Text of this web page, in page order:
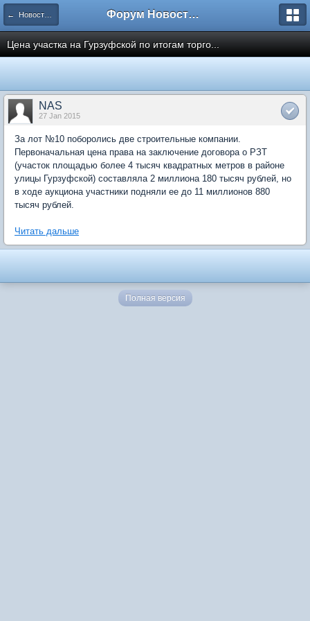
← Новости рынка недвижимости Форум Новостройки
Цена участка на Гурзуфской по итогам торго...
NAS
27 Jan 2015
За лот №10 поборолись две строительные компании.
Первоначальная цена права на заключение договора о РЗТ
(участок площадью более 4 тысяч квадратных метров в районе
улицы Гурзуфской) составляла 2 миллиона 180 тысяч рублей, но
в ходе аукциона участники подняли ее до 11 миллионов 880
тысяч рублей.
Читать дальше
Полная версия